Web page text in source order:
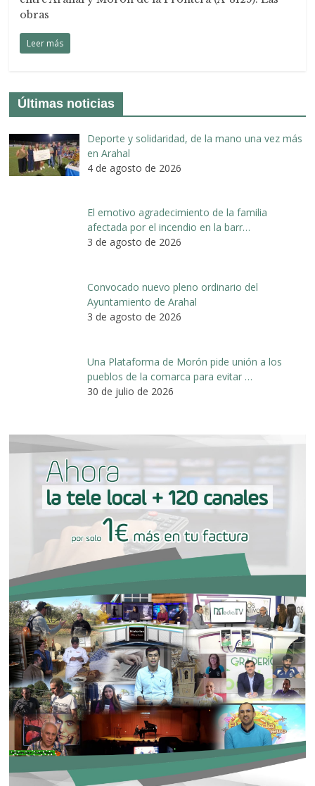
obras
Leer más
Últimas noticias
Deporte y solidaridad, de la mano una vez más
en Arahal
4 de agosto de 2026
El emotivo agradecimiento de la familia
afectada por el incendio en la barr…
3 de agosto de 2026
Convocado nuevo pleno ordinario del
Ayuntamiento de Arahal
3 de agosto de 2026
Una Plataforma de Morón pide unión a los
pueblos de la comarca para evitar …
30 de julio de 2026